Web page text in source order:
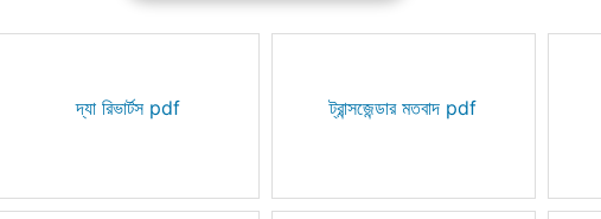
দ্যা রিভার্টস pdf ট্রান্সজেন্ডার মতবাদ pdf